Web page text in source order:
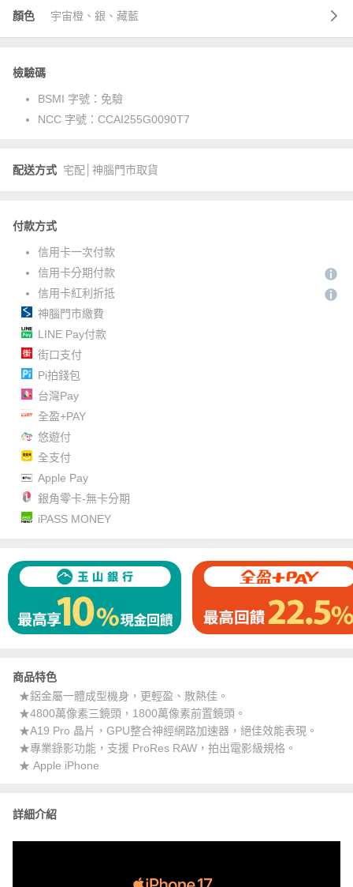
顏色 宇宙橙、銀、藏藍
檢驗碼
BSMI 字號： 免驗
NCC 字號： CCAI255G0090T7
配送方式 宅配│神腦門市取貨
付款方式
信用卡一次付款
信用卡分期付款
信用卡紅利折抵
神腦門市繳費
LINE Pay付款
街口支付
Pi拍錢包
台灣Pay
全盈+PAY
悠遊付
全支付
Apple Pay
銀角零卡-無卡分期
iPASS MONEY
商品特色
★鋁金屬一體成型機身，更輕盈、散熱佳。
★4800萬像素三鏡頭，1800萬像素前置鏡頭。
★A19 Pro 晶片，GPU整合神經網路加速器，絕佳效能表現。
★專業錄影功能，支援 ProRes RAW，拍出電影級規格。
★ Apple iPhone
詳細介紹